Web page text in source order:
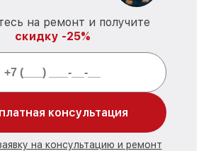
на ремонт и получите
скидку -25%
консультация
на консультацию и ремонт